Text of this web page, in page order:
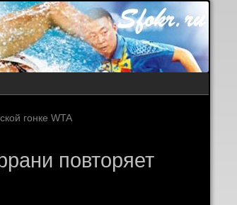
гонке WTA
повторяет